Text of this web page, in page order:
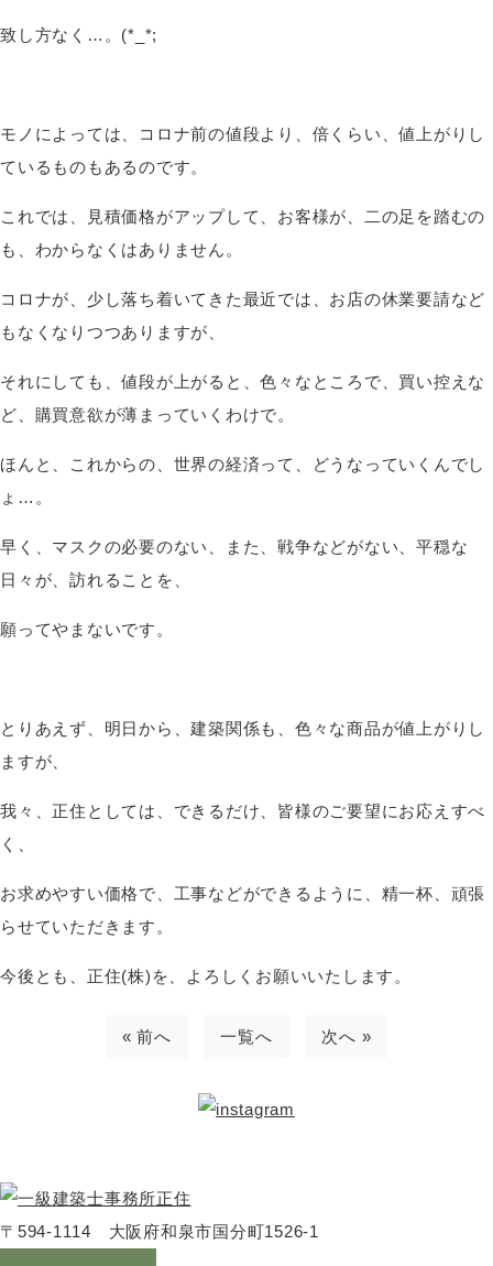
致し方なく…。(*_*;
モノによっては、コロナ前の値段より、倍くらい、値上がりし
ているものもあるのです。
これでは、見積価格がアップして、お客様が、二の足を踏むの
も、わからなくはありません。
コロナが、少し落ち着いてきた最近では、お店の休業要請など
もなくなりつつありますが、
それにしても、値段が上がると、色々なところで、買い控えな
ど、購買意欲が薄まっていくわけで。
ほんと、これからの、世界の経済って、どうなっていくんでし
ょ…。
早く、マスクの必要のない、また、戦争などがない、平穏な
日々が、訪れることを、
願ってやまないです。
とりあえず、明日から、建築関係も、色々な商品が値上がりし
ますが、
我々、正住としては、できるだけ、皆様のご要望にお応えすべ
く、
お求めやすい価格で、工事などができるように、精一杯、頑張
らせていただきます。
今後とも、正住(株)を、よろしくお願いいたします。
« 前へ 一覧へ 次へ »
〒594-1114 大阪府和泉市国分町1526-1